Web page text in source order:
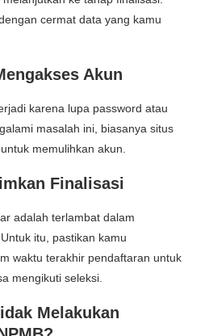
cermat data yang kamu
Akun
karena lupa password atau
masalah ini, biasanya situs
memulihkan akun.
Finalisasi
adalah terlambat dalam
itu, pastikan kamu
waktu terakhir pendaftaran untuk
mengikuti seleksi.
Melakukan